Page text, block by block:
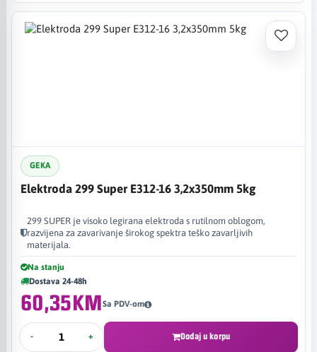
GEKA
Elektroda 299 Super E312-16 3,2x350mm 5kg
299 SUPER je visoko legirana elektroda s rutilnom oblogom,
razvijena za zavarivanje širokog spektra teško zavarljivih
materijala.
Na stanju
Dostava 24-48h
60,35KMSa PDV-om
- + Dodaj u korpu